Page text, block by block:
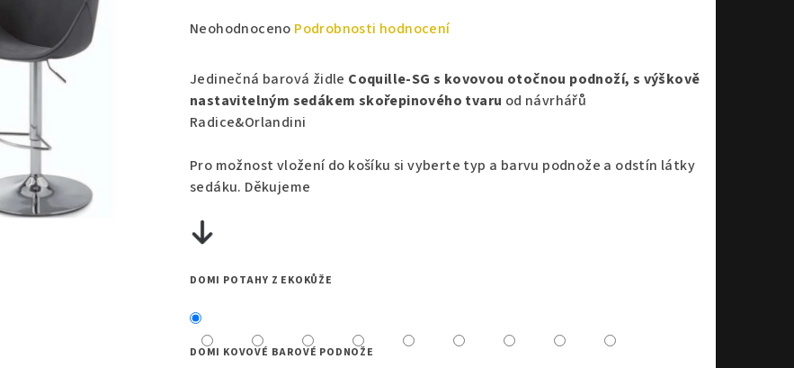
Průměrné
produktu
0,0
5
hvězdiček.
Neohodnoceno Podrobnosti hodnocení
Jedinečná barová židle Coquille-SG s kovovou otočnou podnoží, s výškově
nastavitelným sedákem skořepinového tvaru od návrhářů
Radice&Orlandini
Pro možnost vložení do košíku si vyberte typ a barvu podnože a odstín látky
sedáku. Děkujeme
DOMI POTAHY Z EKOKŮŽE
DOMI KOVOVÉ BAROVÉ PODNOŽE